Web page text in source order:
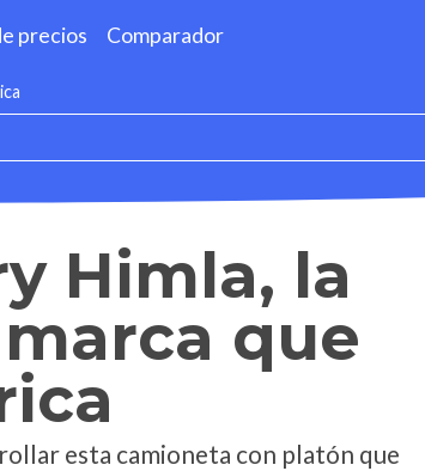
precios Comparador
Himla, la
que
esta camioneta con platón que